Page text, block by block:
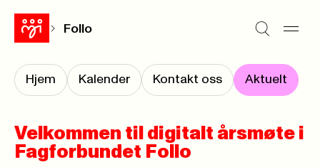
Follo
Hjem Kalender Kontakt oss Aktuelt
Velkommen til digitalt årsmøte i
Fagforbundet Follo